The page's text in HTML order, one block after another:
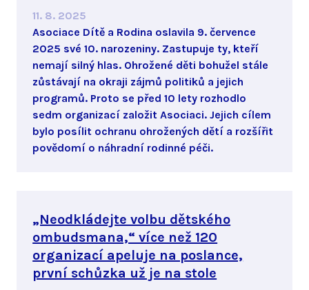
11. 8. 2025
Asociace Dítě a Rodina oslavila 9. července
2025 své 10. narozeniny. Zastupuje ty, kteří
nemají silný hlas. Ohrožené děti bohužel stále
zůstávají na okraji zájmů politiků a jejich
programů. Proto se před 10 lety rozhodlo
sedm organizací založit Asociaci. Jejich cílem
bylo posílit ochranu ohrožených dětí a rozšířit
povědomí o náhradní rodinné péči.
„Neodkládejte volbu dětského
ombudsmana,“ více než 120
organizací apeluje na poslance,
první schůzka už je na stole